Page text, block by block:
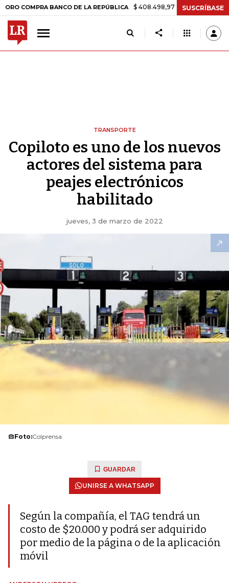
BANCO DE LA REPÚBLICA $ 408.498,97 +$ 8.753,81 +2,19%
SUSCRÍBASE
TRANSPORTE
Copiloto es uno de los nuevos
actores del sistema para
peajes electrónicos
habilitado
jueves, 3 de marzo de 2022
Foto:Colprensa
GUARDAR
UNIRSE A WHATSAPP
Según la compañía, el TAG tendrá un
costo de $20.000 y podrá ser adquirido
por medio de la página o de la aplicación
móvil